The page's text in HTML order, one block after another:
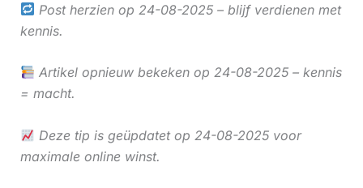
Post herzien op 24-08-2025 – blijf verdienen met
kennis.
Artikel opnieuw bekeken op 24-08-2025 – kennis
= macht.
Deze tip is geüpdatet op 24-08-2025 voor
maximale online winst.